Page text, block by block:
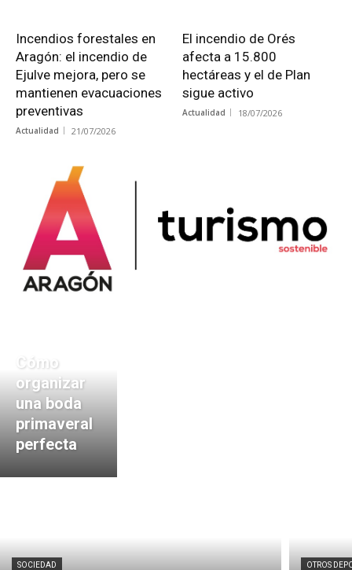
Incendios forestales en
Aragón: el incendio de
Ejulve mejora, pero se
mantienen evacuaciones
preventivas
Actualidad 21/07/2026
El incendio de Orés
afecta a 15.800
hectáreas y el de Plan
sigue activo
Actualidad 18/07/2026
Cómo
organizar
una boda
primaveral
perfecta
SOCIEDAD OTROS